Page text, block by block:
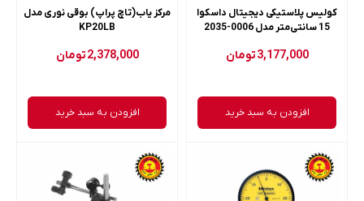
کولیس پلاستیکی دیجیتال داسکوا
15 سانتی‌متر مدل 0006-2035
3,177,000تومان
افزودن به سبد خرید
مرکز یاب(تاچ پراپ) بوقی نوری مدل
KP20LB
2,378,000تومان
افزودن به سبد خرید